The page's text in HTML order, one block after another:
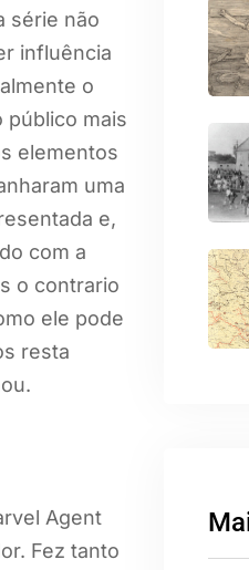
série não
influência
o
público mais
elementos
uma
e,
com a
o contrario
ele pode
resta
Agent
Fez tanto